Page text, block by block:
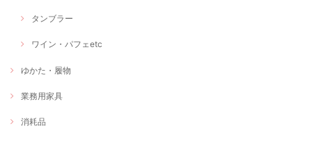
タンブラー
ワイン・パフェetc
ゆかた・履物
業務用家具
消耗品